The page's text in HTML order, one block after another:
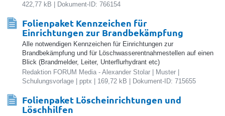
422,77 kB | Dokument-ID: 766154
Folienpaket Kennzeichen für
Einrichtungen zur Brandbekämpfung
Alle notwendigen Kennzeichen für Einrichtungen zur
Brandbekämpfung und für Löschwasserentnahmestellen auf einen
Blick (Brandmelder, Leiter, Unterflurhydrant etc)
Redaktion FORUM Media - Alexander Stolar | Muster |
Schulungsvorlage | pptx | 169,72 kB | Dokument-ID: 715655
Folienpaket Löscheinrichtungen und
Löschhilfen